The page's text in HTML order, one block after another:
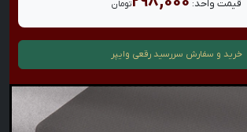
قیمت واحد: تومان
خرید و سفارش سررسید رقعی وایپر